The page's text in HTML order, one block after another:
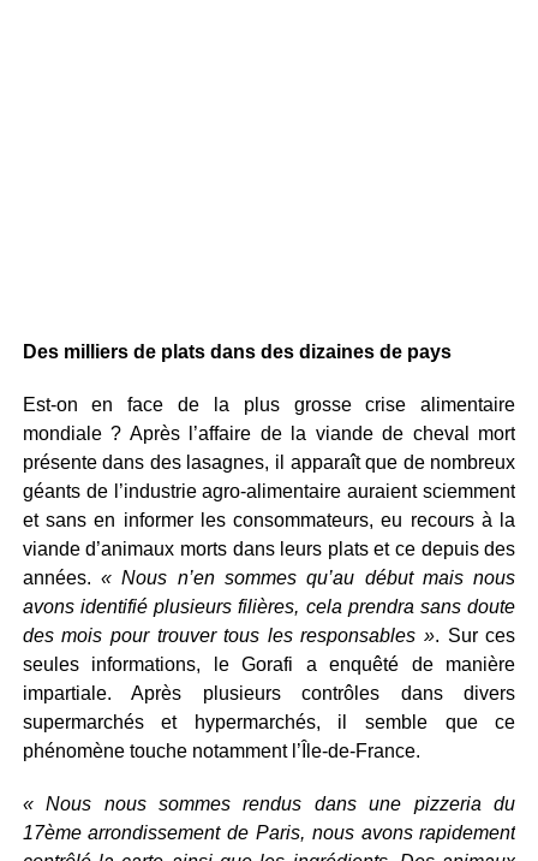
Des milliers de plats dans des dizaines de pays
Est-on en face de la plus grosse crise alimentaire
mondiale ? Après l’affaire de la viande de cheval mort
présente dans des lasagnes, il apparaît que de nombreux
géants de l’industrie agro-alimentaire auraient sciemment
et sans en informer les consommateurs, eu recours à la
viande d’animaux morts dans leurs plats et ce depuis des
années. « Nous n’en sommes qu’au début mais nous
avons identifié plusieurs filières, cela prendra sans doute
des mois pour trouver tous les responsables ». Sur ces
seules informations, le Gorafi a enquêté de manière
impartiale. Après plusieurs contrôles dans divers
supermarchés et hypermarchés, il semble que ce
phénomène touche notamment l’Île-de-France.
« Nous nous sommes rendus dans une pizzeria du
17ème arrondissement de Paris, nous avons rapidement